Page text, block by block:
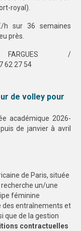
royal).
h sur 36 semaines
près.
/
62 27 54
de volley pour
académique 2026-
de janvier à avril
de Paris, située
un/une
féminine
des entraînements et
que de la gestion
contractuelles